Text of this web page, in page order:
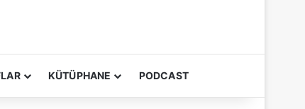
KÜTÜPHANE PODCAST